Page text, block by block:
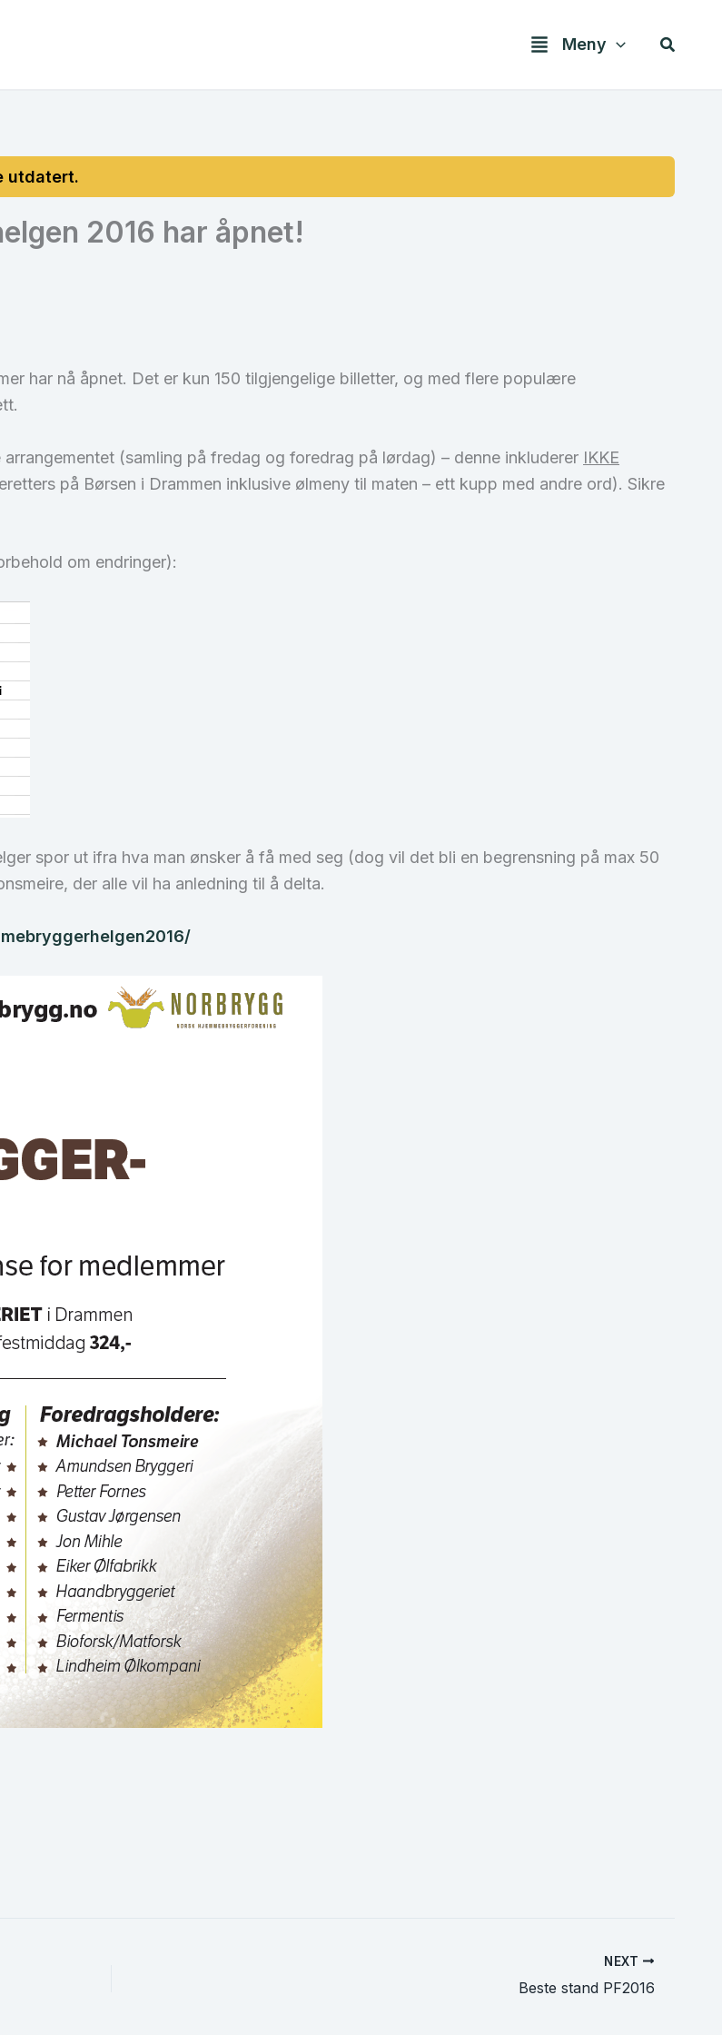
Meny Søk
2016 har åpnet!
har nå åpnet. Det er kun 150 tilgjengelige billetter, og med flere populære
(samling på fredag og foredrag på lørdag) – denne inkluderer IKKE
på Børsen i Drammen inklusive ølmeny til maten – ett kupp med andre ord). Sikre
om endringer):
spor ut ifra hva man ønsker å få med seg (dog vil det bli en begrensning på max 50
der alle vil ha anledning til å delta.
NEXT
Beste stand PF2016